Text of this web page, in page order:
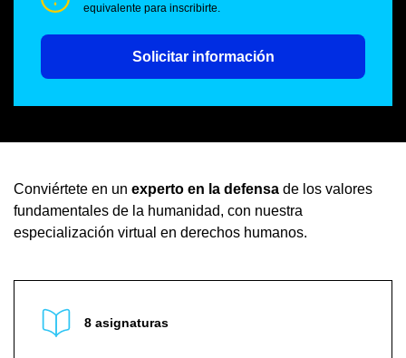
equivalente para inscribirte.
Solicitar información
Conviértete en un experto en la defensa de los valores
fundamentales de la humanidad, con nuestra
especialización virtual en derechos humanos.
8 asignaturas